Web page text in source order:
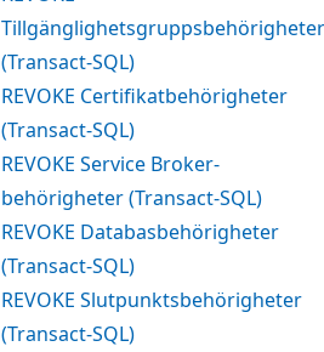
Tillgänglighetsgruppsbehörigheter
(Transact-SQL)
REVOKE Certifikatbehörigheter
(Transact-SQL)
REVOKE Service Broker-
behörigheter (Transact-SQL)
REVOKE Databasbehörigheter
(Transact-SQL)
REVOKE Slutpunktsbehörigheter
(Transact-SQL)